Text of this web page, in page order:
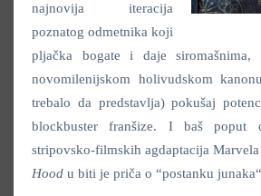
najnovija iteracija
poznatog odmetnika koji
pljačka bogate i daje siromašnima,
novomilenijskom holivudskom
trebalo da predstavlja) pokušaj
blockbuster franšize. I baš poput
stripovsko-filmskih agdaptacija
Hood u biti je priča o “postanku